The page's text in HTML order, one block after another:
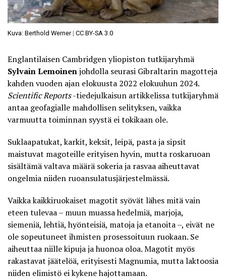
Kuva: Berthold Werner| CC BY-SA 3.0
Englantilaisen Cambridgen yliopiston tutkijaryhmä
Sylvain Lemoinenjohdolla seurasi Gibraltarin magotteja
kahden vuoden ajan elokuusta 2022 elokuuhun 2024.
Scientific Reports-tiedejulkaisun artikkelissa tutkijaryhmä
antaa geofagialle mahdollisen selityksen, vaikka
varmuutta toiminnan syystä ei tokikaan ole.
Suklaapatukat, karkit, keksit, leipä, pasta ja sipsit
maistuvat magoteille erityisen hyvin, mutta roskaruoan
sisältämä valtava määrä sokeria ja rasvaa aiheuttavat
ongelmia niiden ruoansulatusjärjestelmässä.
Vaikka kaikkiruokaiset magotit syövät lähes mitä vain
eteen tulevaa – muun muassa hedelmiä, marjoja,
siemeniä, lehtiä, hyönteisiä, matoja ja etanoita –, eivät ne
ole sopeutuneet ihmisten prosessoituun ruokaan. Se
aiheuttaa niille kipuja ja huonoa oloa. Magotit myös
rakastavat jäätelöä, erityisesti Magnumia, mutta laktoosia
niiden elimistö ei kykene hajottamaan.